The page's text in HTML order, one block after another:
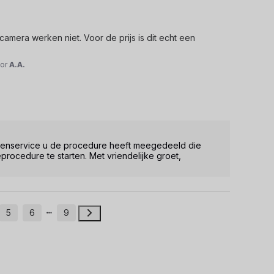
werken niet. Voor de prijs is dit echt een
A.A.
u de procedure heeft meegedeeld die
te starten. Met vriendelijke groet,
5 6 9